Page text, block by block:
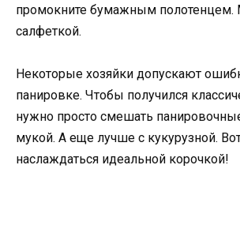
промокните бумажным
салфеткой.
Некоторые хозяйки допускают
панировке. Чтобы получился
нужно просто смешать
мукой. А еще лучше с кукурузной.
наслаждаться идеальной корочкой!